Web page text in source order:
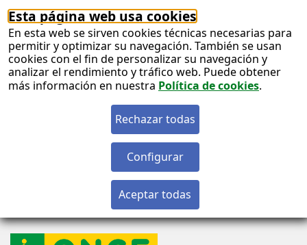
Esta página web usa cookies
En esta web se sirven cookies técnicas necesarias para
permitir y optimizar su navegación. También se usan
cookies con el fin de personalizar su navegación y
analizar el rendimiento y tráfico web. Puede obtener
más información en nuestra Política de cookies.